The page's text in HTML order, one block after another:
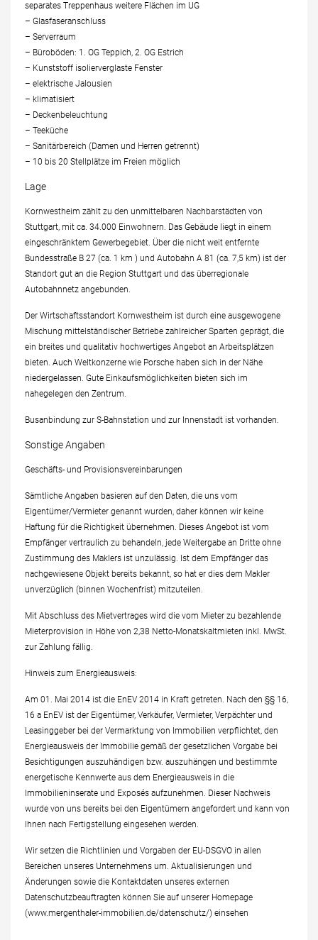
separates Treppenhaus weitere Flächen im UG
– Glasfaseranschluss
– Serverraum
– Büroböden: 1. OG Teppich, 2. OG Estrich
– Kunststoff isolierverglaste Fenster
– elektrische Jalousien
– klimatisiert
– Deckenbeleuchtung
– Teeküche
– Sanitärbereich (Damen und Herren getrennt)
– 10 bis 20 Stellplätze im Freien möglich
Lage
Kornwestheim zählt zu den unmittelbaren Nachbarstädten von
Stuttgart, mit ca. 34.000 Einwohnern. Das Gebäude liegt in einem
eingeschränktem Gewerbegebiet. Über die nicht weit entfernte
Bundesstraße B 27 (ca. 1 km ) und Autobahn A 81 (ca. 7,5 km) ist der
Standort gut an die Region Stuttgart und das überregionale
Autobahnnetz angebunden.
Der Wirtschaftsstandort Kornwestheim ist durch eine ausgewogene
Mischung mittelständischer Betriebe zahlreicher Sparten geprägt, die
ein breites und qualitativ hochwertiges Angebot an Arbeitsplätzen
bieten. Auch Weltkonzerne wie Porsche haben sich in der Nähe
niedergelassen. Gute Einkaufsmöglichkeiten bieten sich im
nahegelegen den Zentrum.
Busanbindung zur S-Bahnstation und zur Innenstadt ist vorhanden.
Sonstige Angaben
Geschäfts- und Provisionsvereinbarungen
Sämtliche Angaben basieren auf den Daten, die uns vom
Eigentümer/Vermieter genannt wurden, daher können wir keine
Haftung für die Richtigkeit übernehmen. Dieses Angebot ist vom
Empfänger vertraulich zu behandeln, jede Weitergabe an Dritte ohne
Zustimmung des Maklers ist unzulässig. Ist dem Empfänger das
nachgewiesene Objekt bereits bekannt, so hat er dies dem Makler
unverzüglich (binnen Wochenfrist) mitzuteilen.
Mit Abschluss des Mietvertrages wird die vom Mieter zu bezahlende
Mieterprovision in Höhe von 2,38 Netto-Monatskaltmieten inkl. MwSt.
zur Zahlung fällig.
Hinweis zum Energieausweis:
Am 01. Mai 2014 ist die EnEV 2014 in Kraft getreten. Nach den §§ 16,
16 a EnEV ist der Eigentümer, Verkäufer, Vermieter, Verpächter und
Leasinggeber bei der Vermarktung von Immobilien verpflichtet, den
Energieausweis der Immobilie gemäß der gesetzlichen Vorgabe bei
Besichtigungen auszuhändigen bzw. auszuhängen und bestimmte
energetische Kennwerte aus dem Energieausweis in die
Immobilieninserate und Exposés aufzunehmen. Dieser Nachweis
wurde von uns bereits bei den Eigentümern angefordert und kann von
Ihnen nach Fertigstellung eingesehen werden.
Wir setzen die Richtlinien und Vorgaben der EU-DSGVO in allen
Bereichen unseres Unternehmens um. Aktualisierungen und
Änderungen sowie die Kontaktdaten unseres externen
Datenschutzbeauftragten können Sie auf unserer Homepage
(www.mergenthaler-immobilien.de/datenschutz/) einsehen